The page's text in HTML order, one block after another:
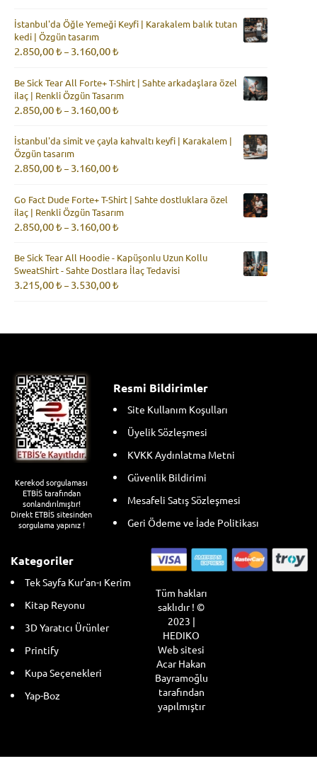
-
İstanbul'da Öğle Yemeği Keyfi | Karakalem balık tutan
kedi | Özgün tasarım
2.850,00₺ – 3.160,00₺
-
3.160,00 ₺
Be Sick Tear All Forte+ T-Shirt | Sahte arkadaşlara özel
ilaç | Renkli Özgün Tasarım
2.850,00₺ – 3.160,00₺
İstanbul'da simit ve çayla kahvaltı keyfi | Karakalem |
Özgün tasarım
2.850,00₺ – 3.160,00₺
-
3.160,00 ₺
Go Fact Dude Forte+ T-Shirt | Sahte dostluklara özel
ilaç | Renkli Özgün Tasarım
2.850,00₺ – 3.160,00₺
-
3.160,00 ₺
Be Sick Tear All Hoodie - Kapüşonlu Uzun Kollu
SweatShirt - Sahte Dostlara İlaç Tedavisi
3.215,00₺ – 3.530,00₺
Kerekod sorgulaması
ETBİS tarafından
sonlandırılmıştır!
Direkt ETBİS sitesinden
sorgulama yapınız !
Resmi Bildirimler
Site Kullanım Koşulları
Üyelik Sözleşmesi
KVKK Aydınlatma Metni
Güvenlik Bildirimi
Mesafeli Satış Sözleşmesi
Geri Ödeme ve İade Politikası
Kategoriler
Tek Sayfa Kur'an-ı Kerim
Kitap Reyonu
3D Yaratıcı Ürünler
Printify
Kupa Seçenekleri
Yap-Boz
Tüm hakları
saklıdır ! ©
2023 |
HEDIKO
Web sitesi
Acar Hakan
Bayramoğlu
tarafından
yapılmıştır